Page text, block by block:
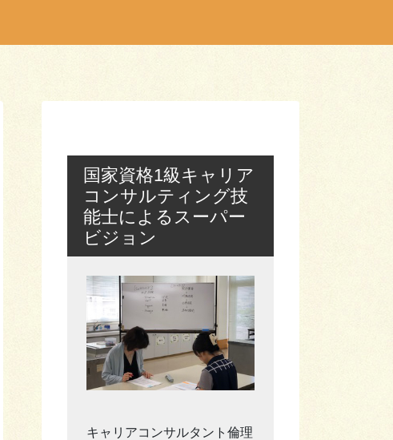
国家資格1級キャリア
コンサルティング技
能士によるスーパー
ビジョン
キャリアコンサルタント倫理